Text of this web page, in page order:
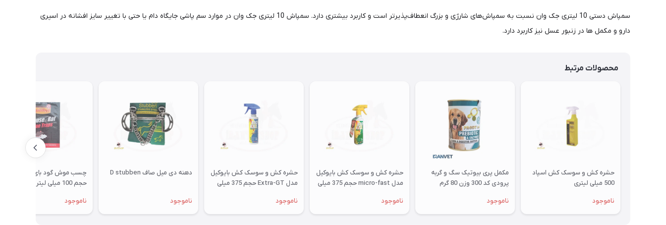
سمپاش دستی 10 لیتری جک وان نسبت به سمپاش‌های شارژی و بزرگ انعطاف‌پذیرتر است و کاربرد بیشتری دارد. سمپاش 10 لیتری جک وان در موارد سم پاشی جایگاه دام یا حتی با تغییر سایز افشانه در اسپری
دارو و مکمل ها در زنبور عسل نیز کاربرد دارد.
محصولات مرتبط
حشره کش و سوسک کش اسپاد
500 میلی لیتری
ناموجود
مکمل پری بیوتیک سگ و گربه
پرودی کد 300 وزن 80 گرم
ناموجود
حشره کش و سوسک کش بایوکیل
مدل micro-fast حجم 375 میلی
ناموجود
حشره کش و سوسک کش بایوکیل
مدل Extra-GT حجم 375 میلی
ناموجود
دهنه دی میل صاف D stubben
ناموجود
چسب موش گود بای مدل کتابی
حجم 100 میلی لیتر
ناموجود